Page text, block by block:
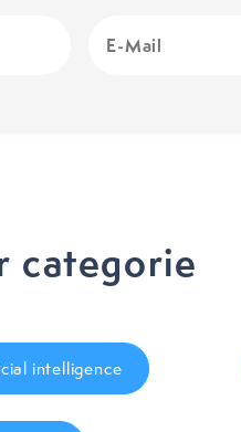
Mail
categorie
intelligence